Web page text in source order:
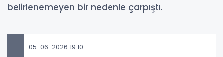
belirlenemeyen bir nedenle çarpıştı.
05-06-2026 19:10